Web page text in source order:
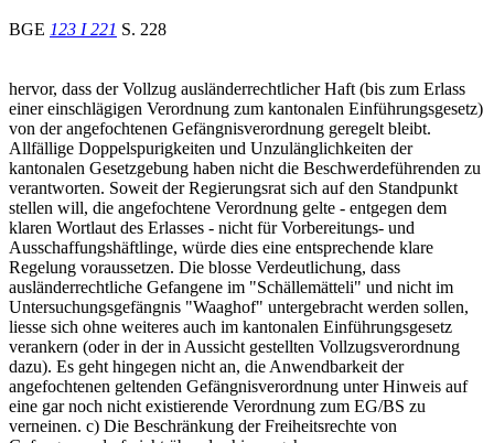
BGE 123 I 221 S. 228
hervor, dass der Vollzug ausländerrechtlicher Haft (bis zum Erlass
einer einschlägigen Verordnung zum kantonalen Einführungsgesetz)
von der angefochtenen Gefängnisverordnung geregelt bleibt.
Allfällige Doppelspurigkeiten und Unzulänglichkeiten der
kantonalen Gesetzgebung haben nicht die Beschwerdeführenden zu
verantworten. Soweit der Regierungsrat sich auf den Standpunkt
stellen will, die angefochtene Verordnung gelte - entgegen dem
klaren Wortlaut des Erlasses - nicht für Vorbereitungs- und
Ausschaffungshäftlinge, würde dies eine entsprechende klare
Regelung voraussetzen. Die blosse Verdeutlichung, dass
ausländerrechtliche Gefangene im "Schällemätteli" und nicht im
Untersuchungsgefängnis "Waaghof" untergebracht werden sollen,
liesse sich ohne weiteres auch im kantonalen Einführungsgesetz
verankern (oder in der in Aussicht gestellten Vollzugsverordnung
dazu). Es geht hingegen nicht an, die Anwendbarkeit der
angefochtenen geltenden Gefängnisverordnung unter Hinweis auf
eine gar noch nicht existierende Verordnung zum EG/BS zu
verneinen. c) Die Beschränkung der Freiheitsrechte von